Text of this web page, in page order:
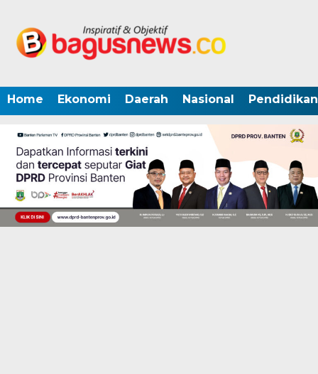
Home Ekonomi Daerah Nasional Pendidikan